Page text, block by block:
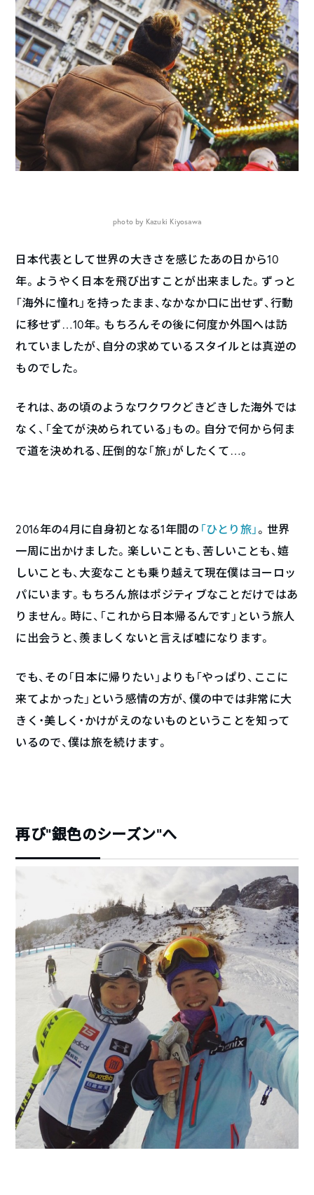
photo by Kazuki Kiyosawa
日本代表として世界の大きさを感じたあの日から10
年。ようやく日本を飛び出すことが出来ました。ずっと
「海外に憧れ」を持ったまま、なかなか口に出せず、行動
に移せず…10年。もちろんその後に何度か外国へは訪
れていましたが、自分の求めているスタイルとは真逆の
ものでした。
それは、あの頃のようなワクワクどきどきした海外では
なく、「全てが決められている」もの。自分で何から何ま
で道を決めれる、圧倒的な「旅」がしたくて…。
2016年の4月に自身初となる1年間の 「ひとり旅」。世界
一周に出かけました。楽しいことも、苦しいことも、嬉
しいことも、大変なことも乗り越えて現在僕はヨーロッ
パにいます。もちろん旅はポジティブなことだけではあ
りません。時に、「これから日本帰るんです」という旅人
に出会うと、羨ましくないと言えば嘘になります。
でも、その「日本に帰りたい」よりも「やっぱり、ここに
来てよかった」という感情の方が、僕の中では非常に大
きく・美しく・かけがえのないものということを知って
いるので、僕は旅を続けます。
再び“銀色のシーズン”へ